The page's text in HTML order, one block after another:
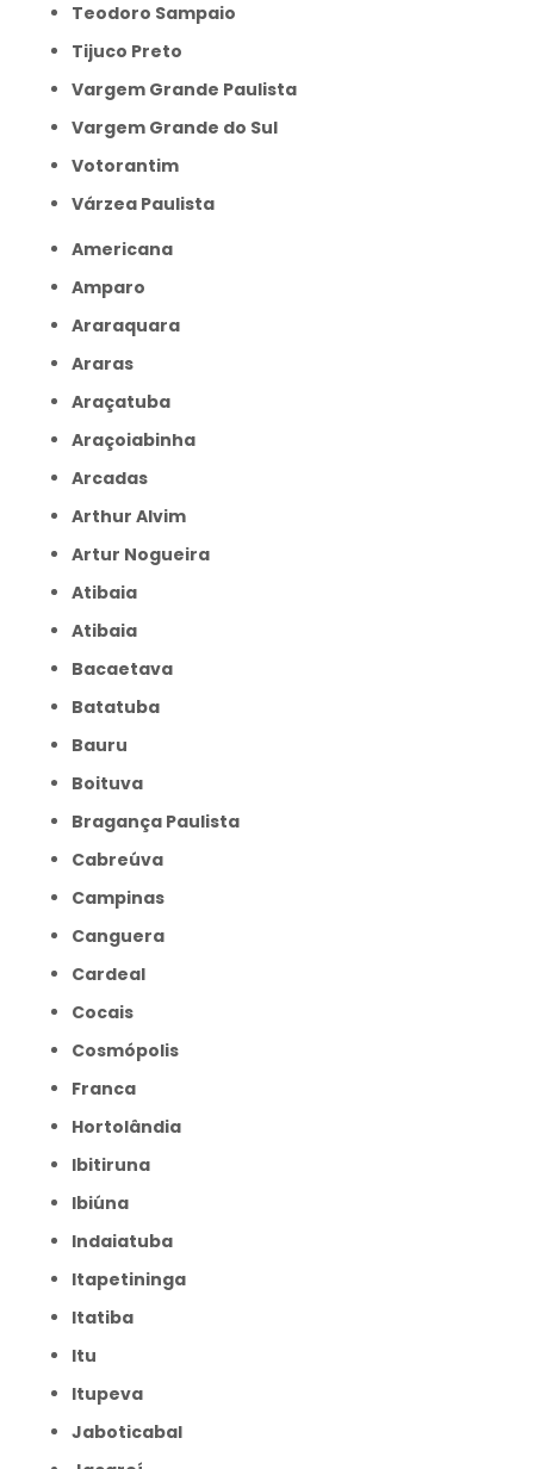
Teodoro Sampaio
Tijuco Preto
Vargem Grande Paulista
Vargem Grande do Sul
Votorantim
Várzea Paulista
Americana
Amparo
Araraquara
Araras
Araçatuba
Araçoiabinha
Arcadas
Arthur Alvim
Artur Nogueira
Atibaia
Atibaia
Bacaetava
Batatuba
Bauru
Boituva
Bragança Paulista
Cabreúva
Campinas
Canguera
Cardeal
Cocais
Cosmópolis
Franca
Hortolândia
Ibitiruna
Ibiúna
Indaiatuba
Itapetininga
Itatiba
Itu
Itupeva
Jaboticabal